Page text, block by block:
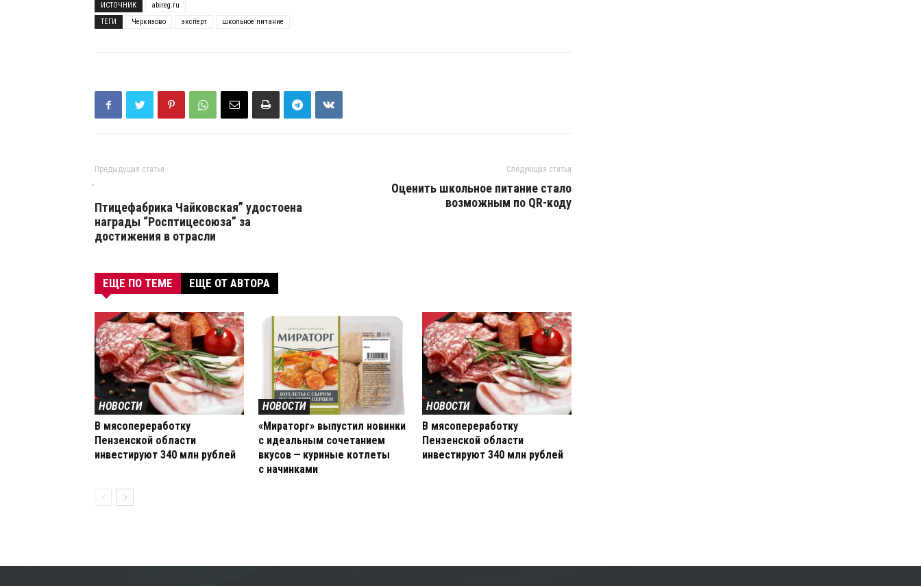
ИСТОЧНИК
abireg.ru
ТЕГИ
Черкизово эксперт школьное питание
Предыдущая статья
“
Птицефабрика Чайковская” удостоена
награды “Росптицесоюза” за
достижения в отрасли
Следующая статья
Оценить школьное питание стало
возможным по QR-коду
ЕЩЕ ПО ТЕМЕ ЕЩЕ ОТ АВТОРА
НОВОСТИ
В мясопереработку
Пензенской области
инвестируют 340 млн рублей
НОВОСТИ
«Мираторг» выпустил новинки
с идеальным сочетанием
вкусов — куриные котлеты
с начинками
НОВОСТИ
В мясопереработку
Пензенской области
инвестируют 340 млн рублей